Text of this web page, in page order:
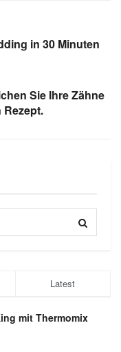
in 30 Minuten
Sie Ihre Zähne
Rezept.
Latest
mit Thermomix